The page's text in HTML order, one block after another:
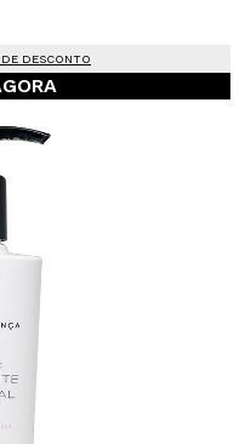
DESCONTO